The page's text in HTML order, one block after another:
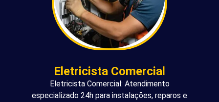
Eletricista Comercial
Eletricista Comercial: Atendimento
especializado 24h para instalações, reparos e